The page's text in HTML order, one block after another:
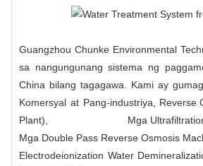
Guangzhou Chunke Environmental
sa nangungunang sistema ng
China bilang tagagawa. Kami ay
Komersyal at Pang-industriya, Reverse
Plant), Mga
Mga Double Pass Reverse Osmosis
Electrodeionization Water